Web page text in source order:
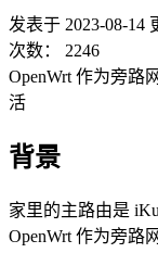
发表于 2023-08-14
次数：
2246
OpenWrt 作为旁路
活
背景
家里的主路由是
OpenWrt 作为旁路